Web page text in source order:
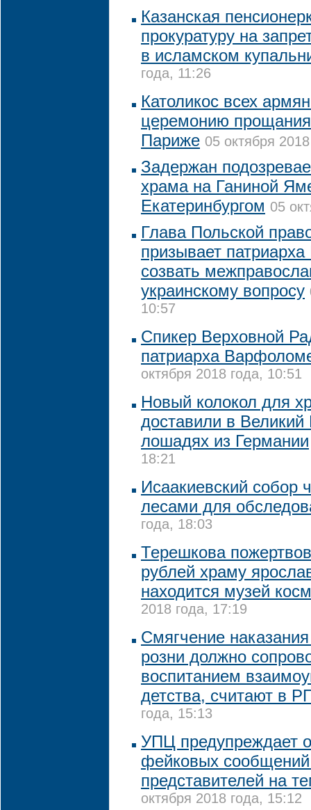
Казанская
прокуратуру на
в исламском
года, 11:26
Католикос всех
церемонию
Париже 05 октября
Задержан
храма на Ганиной
Екатеринбургом 05
Глава Польской
призывает
созвать
украинскому вопросу
10:57
Спикер Верховной
патриарха
октября 2018 года, 10:51
Новый колокол для
доставили в Великий
лошадях из Германии
18:21
Исаакиевский собор
лесами для
года, 18:03
Терешкова
рублей храму
находится музей
2018 года, 17:19
Смягчение
розни должно
воспитанием
детства, считают в
года, 15:13
УПЦ предупреждает
фейковых
представителей на
октября 2018 года, 15:12